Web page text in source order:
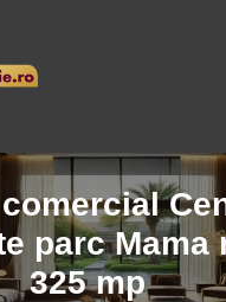
parc Mama
325mp